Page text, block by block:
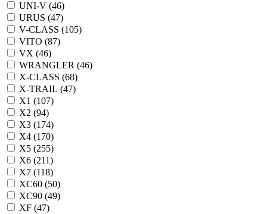
UNI-V (46)
URUS (47)
V-CLASS (105)
VITO (87)
VX (46)
WRANGLER (46)
X-CLASS (68)
X-TRAIL (47)
X1 (107)
X2 (94)
X3 (174)
X4 (170)
X5 (255)
X6 (211)
X7 (118)
XC60 (50)
XC90 (49)
XF (47)